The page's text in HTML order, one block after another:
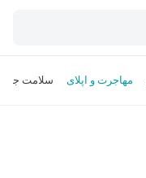
مهاجرت و اپلای سلامت